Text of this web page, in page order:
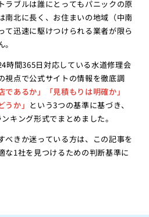
ラブルは誰にとってもパニックの原
南北に長く、お住まいの地域（中南
て迅速に駆けつけられる業者が限ら
時間365日対応している水道修理会
視点で公式サイトの情報を徹底調
であるか」「見積もりは明確か」
うか」 という3つの基準に基づき、
キング形式でまとめました。
べきか迷っている方は、この記事を
な1社を見つけるための判断基準に